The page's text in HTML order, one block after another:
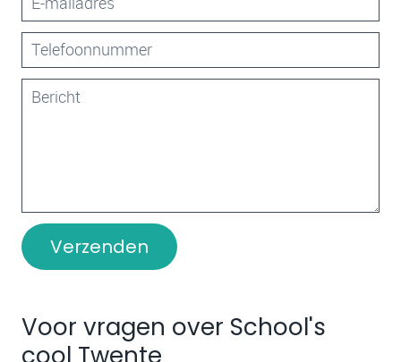
Verzenden
Voor vragen over School's
cool Twente